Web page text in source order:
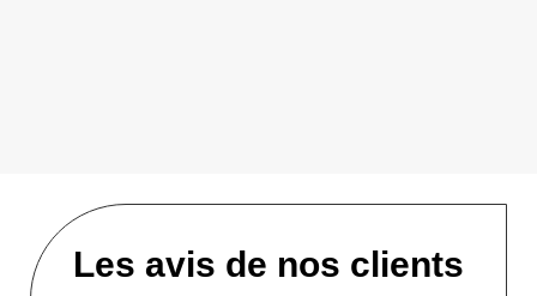
Les avis de nos clients